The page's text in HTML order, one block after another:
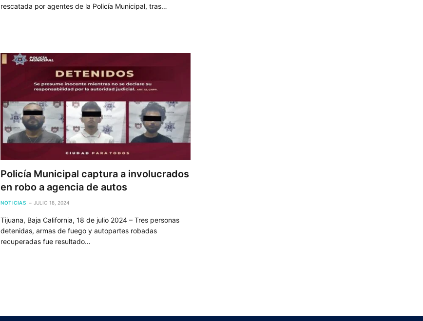
rescatada por agentes de la Policía Municipal, tras…
Policía Municipal captura a involucrados
en robo a agencia de autos
NOTICIAS JULIO 18, 2024
Tijuana, Baja California, 18 de julio 2024 – Tres personas
detenidas, armas de fuego y autopartes robadas
recuperadas fue resultado…